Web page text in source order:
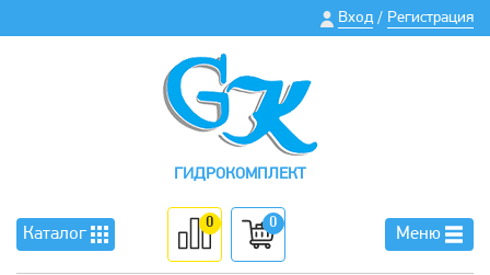
Вход / Регистрация
ГИДРОКОМПЛЕКТ
Каталог
0 0
Меню